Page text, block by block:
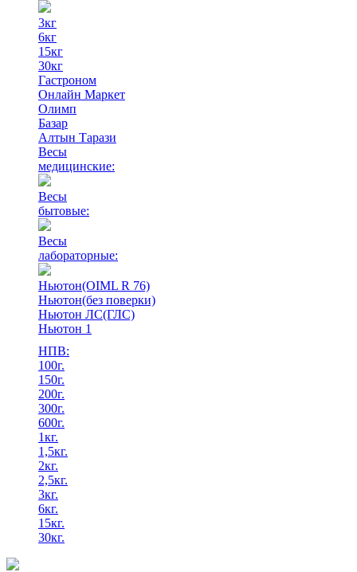
3кг
6кг
15кг
30кг
Гастроном
Онлайн Маркет
Олимп
Базар
Алтын Тарази
Весы
медицинские:
Весы
бытовые:
Весы
лабораторные:
Ньютон(OIML R 76)
Ньютон(без поверки)
Ньютон ЛС(ГЛС)
Ньютон 1
НПВ:
100г.
150г.
200г.
300г.
600г.
1кг.
1,5кг.
2кг.
2,5кг.
3кг.
6кг.
15кг.
30кг.